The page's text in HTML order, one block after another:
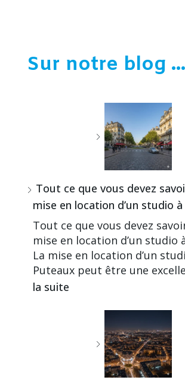
Sur notre blog ...
Tout ce que vous devez
mise en location d’un studio
Tout ce que vous devez
mise en location d’un studio
La mise en location d’un
Puteaux peut être une
la suite